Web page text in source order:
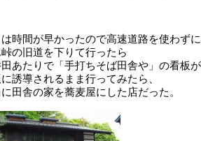
時間が早かったので高速道路を使わずに
の旧道を下りて行ったら
あたりで「手打ちそば田舎や」の看板
誘導されるまま行ってみたら、
田舎の家を蕎麦屋にした店だった。